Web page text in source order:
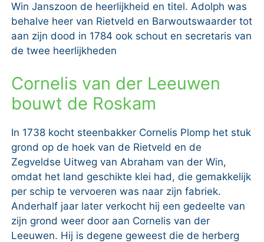
Win Janszoon de heerlijkheid en titel. Adolph was
behalve heer van Rietveld en Barwoutswaarder tot
aan zijn dood in 1784 ook schout en secretaris van
de twee heerlijkheden
Cornelis van der Leeuwen
bouwt de Roskam
In 1738 kocht steenbakker Cornelis Plomp het stuk
grond op de hoek van de Rietveld en de
Zegveldse Uitweg van Abraham van der Win,
omdat het land geschikte klei had, die gemakkelijk
per schip te vervoeren was naar zijn fabriek.
Anderhalf jaar later verkocht hij een gedeelte van
zijn grond weer door aan Cornelis van der
Leeuwen. Hij is degene geweest die de herberg